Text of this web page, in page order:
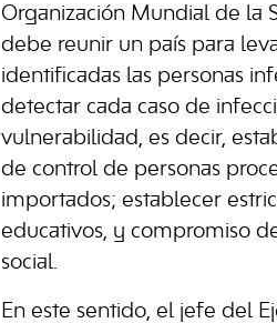
Organización Mundial de la
debe reunir un país para
identificadas las personas
detectar cada caso de
vulnerabilidad, es decir,
de control de personas
importados; establecer
educativos, y compromiso
social.
En este sentido, el jefe del